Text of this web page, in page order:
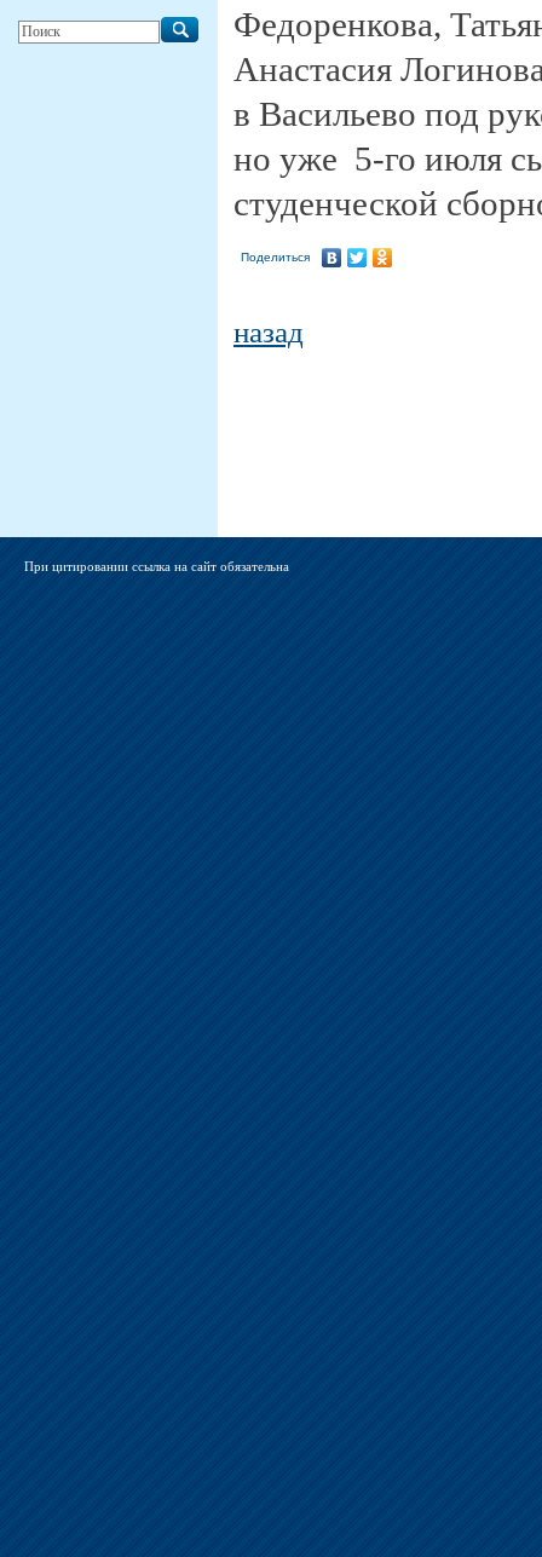
Федоренкова,
Анастасия
в Васильево под
но уже 5-го июля
студенческой
Поделиться
назад
При цитировании ссылка на сайт обязательна